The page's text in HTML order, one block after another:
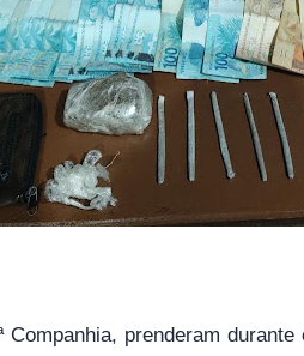
Companhia, prenderam